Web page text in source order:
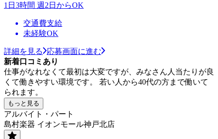
1日3時間 週2日からOK
交通費支給
未経験OK
詳細を見る
応募画面に進む
新着口コミあり
仕事がなれなくて最初は大変ですが、みなさん人当たりが良
くて働きやすい環境です。 若い人から40代の方まで働いて
られます。
もっと見る
アルバイト・パート
島村楽器 イオンモール神戸北店